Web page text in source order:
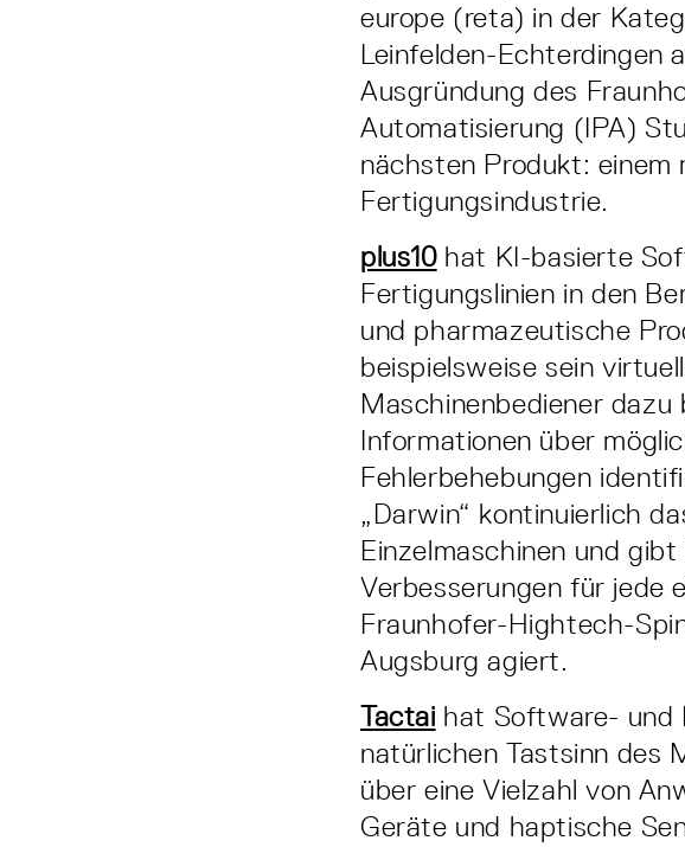
europe (reta) in der
Leinfelden-Echterdingen
Ausgründung des
Automatisierung (IPA)
nächsten Produkt: einem
Fertigungsindustrie.
plus10hat KI-basierte
Fertigungslinien in den
und pharmazeutische
beispielsweise sein
Maschinenbediener
Informationen über
Fehlerbehebungen
„Darwin“ kontinuierlich
Einzelmaschinen und
Verbesserungen für jede
Fraunhofer-Hightech-
Augsburg agiert.
Tactai hat Software- und
natürlichen Tastsinn des
über eine Vielzahl von
Geräte und haptische